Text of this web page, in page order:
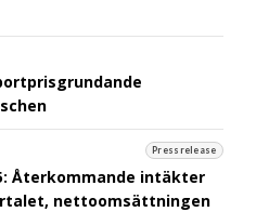
Pressrelease
Återkommande intäkter
nettoomsättningen